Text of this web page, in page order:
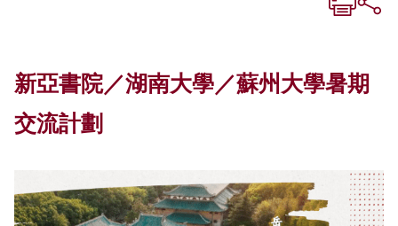
新亞書院／湖南大學／蘇州大學暑期
交流計劃